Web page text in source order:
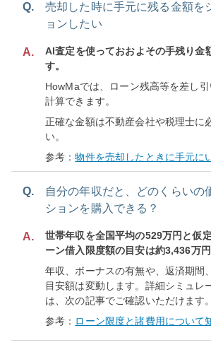
Q.
売却した時に手元に残る金額を
ョンしたい
A.
AI査定を使っておおよその手残り金
す。
HowMaでは、ローン残高等を差し
計算できます。
正確な金額は不動産会社や税理士に
い。
参考：物件を売却したときに手元に
Q.
自分の年収だと、どのくらいの
ションを購入できる？
A.
世帯年収を全国平均の529万円と仮
ーン借入限度額の目安は約3,436万円
年収、ボーナスの有無や、返済期間
目安額は変動します。詳細シミュレ
は、次の記事でご確認いただけます。
参考： ローン限度と諸費用について